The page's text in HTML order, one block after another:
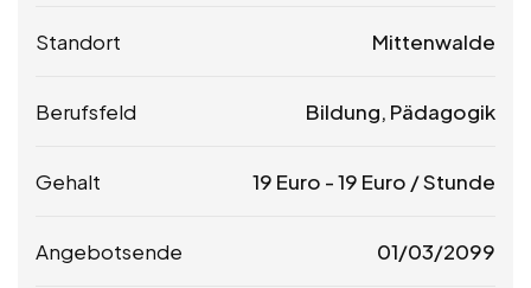
Standort Mittenwalde
Berufsfeld Bildung, Pädagogik
Gehalt 19 Euro -19 Euro / Stunde
Angebotsende 01/03/2099